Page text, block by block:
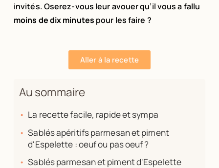
invités. Oserez-vous leur avouer qu’il vous a fallu
moins de dix minutes pour les faire ?
Aller à la recette
Au sommaire
La recette facile, rapide et sympa
Sablés apéritifs parmesan et piment
d'Espelette : oeuf ou pas oeuf ?
Sablés parmesan et piment d'Espelette